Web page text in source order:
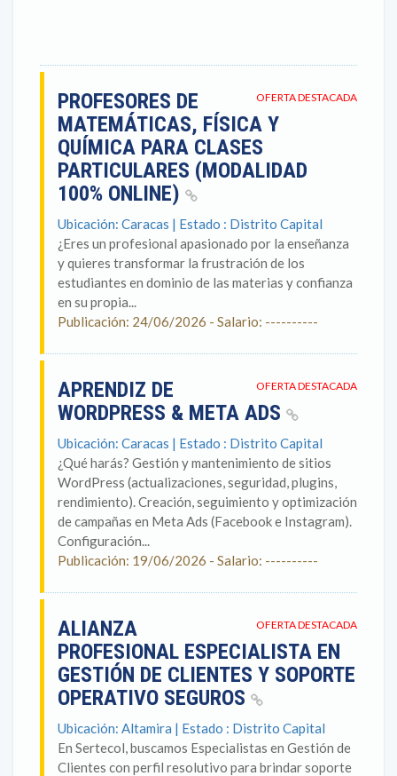
OFERTA DESTACADA
PROFESORES DE
MATEMÁTICAS, FÍSICA Y
QUÍMICA PARA CLASES
PARTICULARES (MODALIDAD
100% ONLINE)
Ubicación: Caracas | Estado : Distrito Capital
¿Eres un profesional apasionado por la enseñanza
y quieres transformar la frustración de los
estudiantes en dominio de las materias y confianza
en su propia...
Publicación: 24/06/2026 - Salario: ----------
OFERTA DESTACADA
APRENDIZ DE
WORDPRESS & META ADS
Ubicación: Caracas | Estado : Distrito Capital
¿Qué harás? Gestión y mantenimiento de sitios
WordPress (actualizaciones, seguridad, plugins,
rendimiento). Creación, seguimiento y optimización
de campañas en Meta Ads (Facebook e Instagram).
Configuración...
Publicación: 19/06/2026 - Salario: ----------
OFERTA DESTACADA
ALIANZA
PROFESIONAL ESPECIALISTA EN
GESTIÓN DE CLIENTES Y SOPORTE
OPERATIVO SEGUROS
Ubicación: Altamira | Estado : Distrito Capital
En Sertecol, buscamos Especialistas en Gestión de
Clientes con perfil resolutivo para brindar soporte